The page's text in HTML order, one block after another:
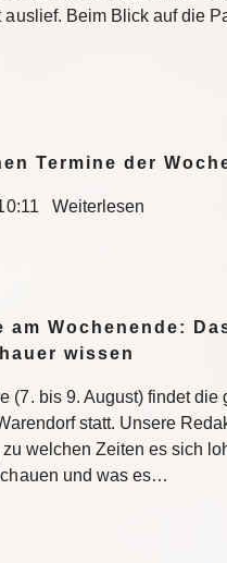
auslief. Beim Blick auf die
Termine der
Weiterlesen
am Wochenende:
wissen
(7. bis 9. August) findet die
statt. Unsere
welchen Zeiten es sich
und was es…